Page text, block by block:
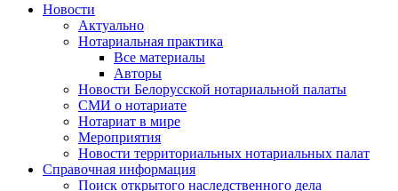
Новости
Актуально
Нотариальная практика
Все материалы
Авторы
Новости Белорусской нотариальной палаты
СМИ о нотариате
Нотариат в мире
Мероприятия
Новости территориальных нотариальных палат
Справочная информация
Поиск открытого наследственного дела